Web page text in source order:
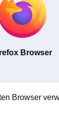
Browser
Browser